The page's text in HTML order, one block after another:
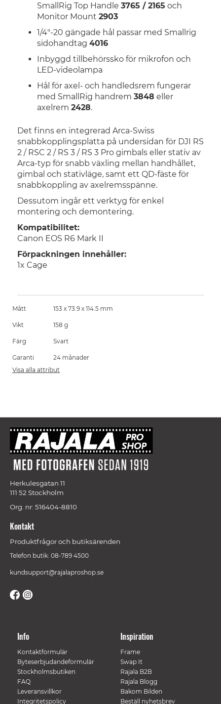
SmallRig Top Handle 3765 / 2165 och
Monitor Mount 2903
1/4"-20 gängade hål passar med Smallrig
sidohandtag 4016
Inbyggd tillbehörssko för mikrofon och
LED-videolampa
Hål för axel- och handledsrem fungerar
med SmallRig handrem 3848 eller
axelrem 2428.
Det finns en integrerad Arca-Swiss
snabbkopplingsplatta på undersidan för DJI RS
2 / RSC 2 / RS 3 / RS 3 Pro gimbals eller stativ av
Arca-typ för snabb växling mellan handhållet,
gimbal och stativläge, samt ett QD-fäste för
snabbkoppling av axelremsspänne.
Dessutom ingår ett verktyg för enkel
montering och demontering.
Kompatibilitet:
Canon EOS R6 Mark II
Förpackningen innehåller:
1x Cage
Mått 153 x 73.9 x 114.5 mm
Vikt 158 g
Färg Svart
Garanti
24 månader
Visa alla attribut
Herkulesgatan 11
111 52 Stockholm
Org. nr: 516404-8810
Kontakt
Produktfrågor och butiksärenden
Telefon butik: 08-789 4500
kundsupport@rajalaproshop.se
Info
Kontaktformulär
Byteserbjudandeformulär
Stockholmsbutiken
FAQ
Leveransvillkor
Integritetspolicy
Inspiration
Frame
Swap It
Rajala B2B
Rajala Blogg
Bakom Bilden
Beställ nyhetsbrev